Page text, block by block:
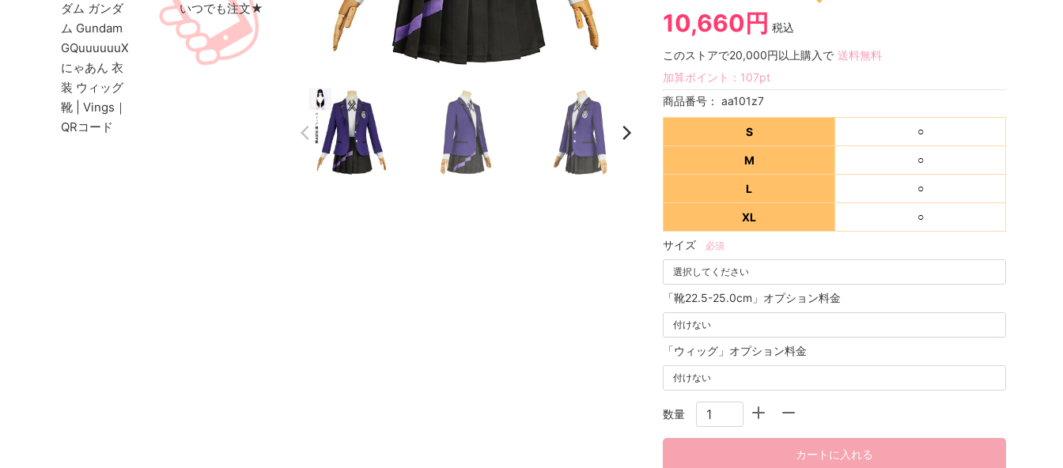
いつでも注文★
10,660円 税込
このストアで20,000円以上購入で 送料無料
加算ポイント： 107pt
商品番号： aa101z7
S ○
M ○
L ○
XL ○
サイズ 必須
「靴22.5-25.0cm」オプション料金
「ウィッグ」オプション料金
数量
カートに入れる